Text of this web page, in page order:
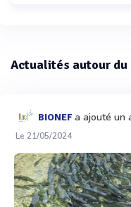
Actualités autour du
BIONEF a ajouté un
Le 21/05/2024